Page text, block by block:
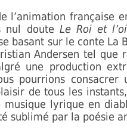
l’animation française
nul doute Le Roi et
basant sur le conte La
Andersen tel que
une production
pourrions consacrer
de tous les
musique lyrique en
sublimé par la poésie